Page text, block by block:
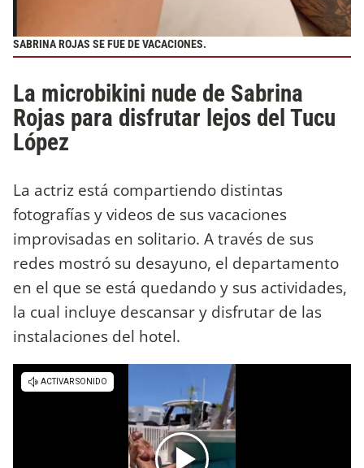
SABRINA ROJAS SE FUE DE VACACIONES.
La microbikini nude de Sabrina
Rojas para disfrutar lejos del Tucu
López
La actriz está compartiendo distintas
fotografías y videos de sus vacaciones
improvisadas en solitario. A través de sus
redes mostró su desayuno, el departamento
en el que se está quedando y sus actividades,
la cual incluye descansar y disfrutar de las
instalaciones del hotel.